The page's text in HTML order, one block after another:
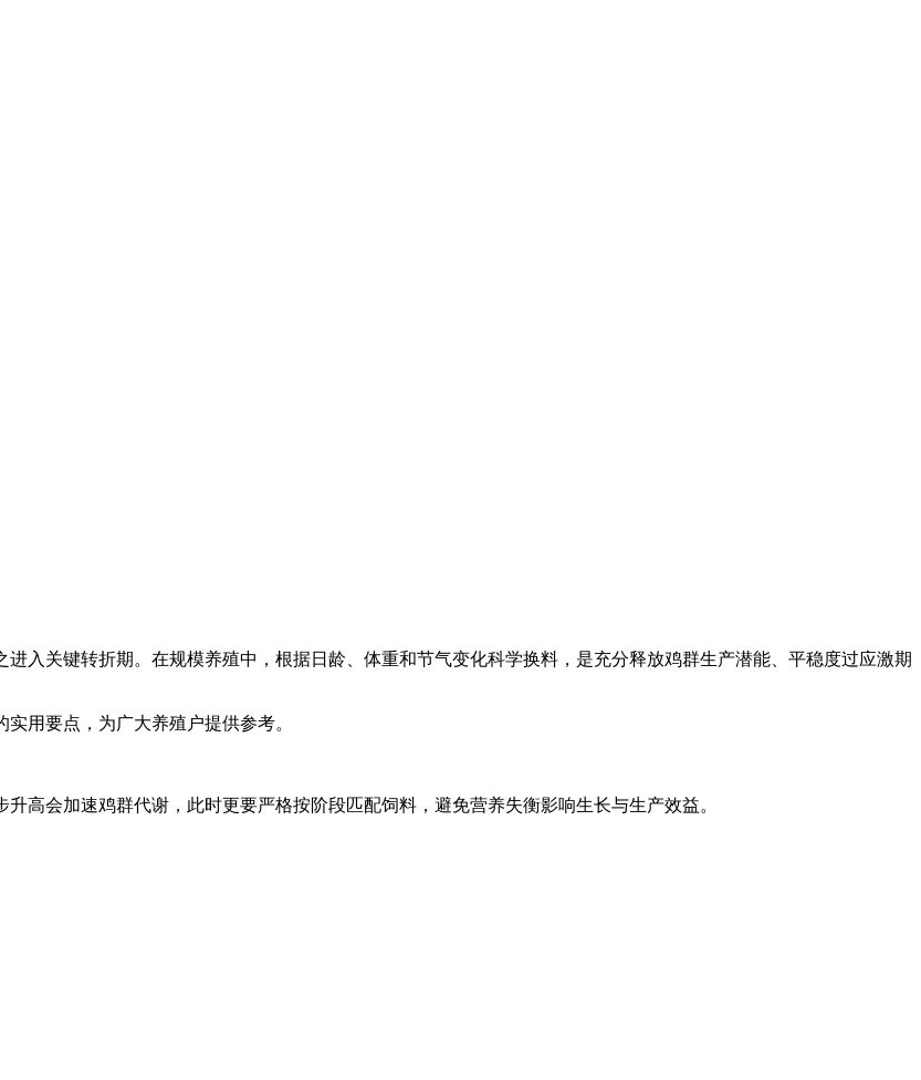
入关键转折期。在规模养殖中，根据日龄、体重和节气变化科学换料，是充分释放鸡群生产潜能、平稳度过应激期
用要点，为广大养殖户提供参考。
高会加速鸡群代谢，此时更要严格按阶段匹配饲料，避免营养失衡影响生长与生产效益。